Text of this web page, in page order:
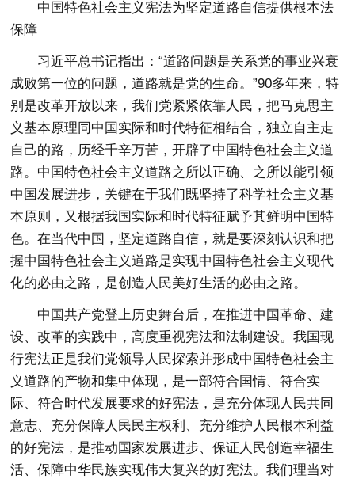
中国特色社会主义宪法为坚定道路自信提供根本法
保障
习近平总书记指出：“道路问题是关系党的事业兴衰
成败第一位的问题，道路就是党的生命。”90多年来，特
别是改革开放以来，我们党紧紧依靠人民，把马克思主
义基本原理同中国实际和时代特征相结合，独立自主走
自己的路，历经千辛万苦，开辟了中国特色社会主义道
路。中国特色社会主义道路之所以正确、之所以能引领
中国发展进步，关键在于我们既坚持了科学社会主义基
本原则，又根据我国实际和时代特征赋予其鲜明中国特
色。在当代中国，坚定道路自信，就是要深刻认识和把
握中国特色社会主义道路是实现中国特色社会主义现代
化的必由之路，是创造人民美好生活的必由之路。
中国共产党登上历史舞台后，在推进中国革命、建
设、改革的实践中，高度重视宪法和法制建设。我国现
行宪法正是我们党领导人民探索并形成中国特色社会主
义道路的产物和集中体现，是一部符合国情、符合实
际、符合时代发展要求的好宪法，是充分体现人民共同
意志、充分保障人民民主权利、充分维护人民根本利益
的好宪法，是推动国家发展进步、保证人民创造幸福生
活、保障中华民族实现伟大复兴的好宪法。我们理当对